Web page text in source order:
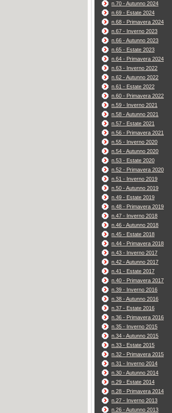
n.70 - Autunno 2024
n.69 - Estate 2024
n.68 - Primavera 2024
n.67 - Inverno 2023
n.66 - Autunno 2023
n.65 - Estate 2023
n.64 - Primavera 2024
n.63 - Inverno 2022
n.62 - Autunno 2022
n.61 - Estate 2022
n.60 - Primavera 2022
n.59 - Inverno 2021
n.58 - Autunno 2021
n.57 - Estate 2021
n.56 - Primavera 2021
n.55 - Inverno 2020
n.54 - Autunno 2020
n.53 - Estate 2020
n.52 - Primavera 2020
n.51 - Inverno 2019
n.50 - Autunno 2019
n.49 - Estate 2019
n.48 - Primavera 2019
n.47 - Inverno 2018
n.46 - Autunno 2018
n.45 - Estate 2018
n.44 - Primavera 2018
n.43 - Inverno 2017
n.42 - Autunno 2017
n.41 - Estate 2017
n.40 - Primavera 2017
n.39 - Inverno 2016
n.38 - Autunno 2016
n.37 - Estate 2016
n.36 - Primavera 2016
n.35 - Inverno 2015
n.34 - Autunno 2015
n.33 - Estate 2015
n.32 - Primavera 2015
n.31 - Inverno 2014
n.30 - Autunno 2014
n.29 - Estate 2014
n.28 - Primavera 2014
n.27 - Inverno 2013
n.26 - Autunno 2013